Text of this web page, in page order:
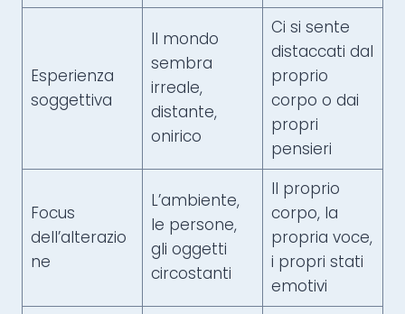
Esperienza
soggettiva
Il mondo
sembra
irreale,
distante,
onirico
Ci si sente
distaccati dal
proprio
corpo o dai
propri
pensieri
Focus
dell’alterazio
ne
L’ambiente,
le persone,
gli oggetti
circostanti
Il proprio
corpo, la
propria voce,
i propri stati
emotivi